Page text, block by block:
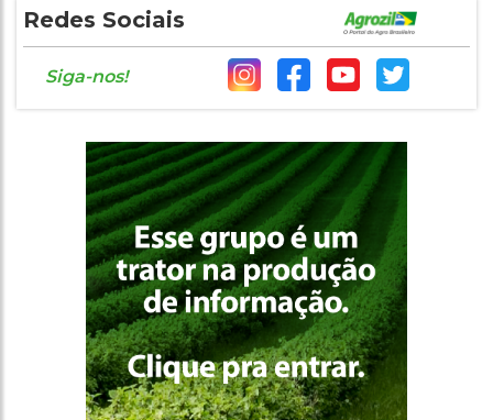
Redes Sociais
Siga-nos!